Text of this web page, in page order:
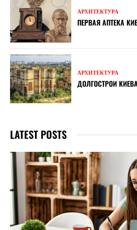
АРХИТЕКТУРА
ПЕРВАЯ АПТЕКА
АРХИТЕКТУРА
ДОЛГОСТРОИ КИЕВА
LATEST POSTS